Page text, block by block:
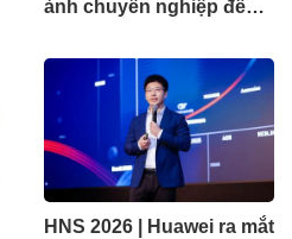
ảnh chuyên nghiệp đến
HNS 2026 | Huawei ra mắt